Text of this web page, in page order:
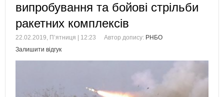
випробування та бойові стрільби
ракетних комплексів
22.02.2019, П’ятниця | 12:23 Автор допису: РНБО
Залишити відгук